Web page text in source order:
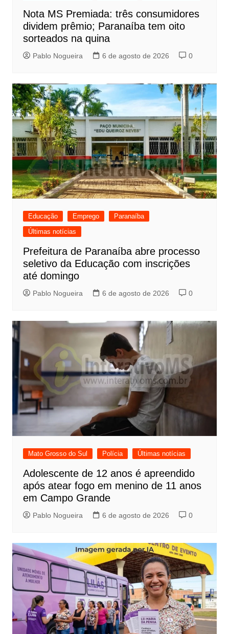
Nota MS Premiada: três consumidores
dividem prêmio; Paranaíba tem oito
sorteados na quina
Pablo Nogueira 6 de agosto de 2026 0
Educação Emprego
Paranaíba
Últimas notícias
Prefeitura de Paranaíba abre processo
seletivo da Educação com inscrições
até domingo
Pablo Nogueira 6 de agosto de 2026 0
Mato Grosso do Sul Polícia Últimas notícias
Adolescente de 12 anos é apreendido
após atear fogo em menino de 11 anos
em Campo Grande
Pablo Nogueira 6 de agosto de 2026 0